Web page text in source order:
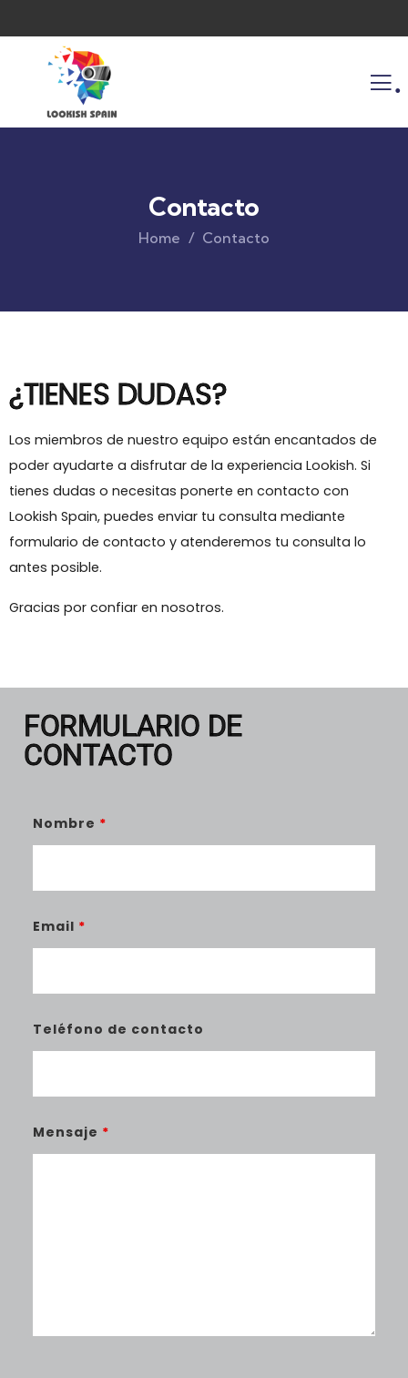
.
Contacto
Home Contacto
¿TIENES DUDAS?
Los miembros de nuestro equipo están encantados de
poder ayudarte a disfrutar de la experiencia Lookish. Si
tienes dudas o necesitas ponerte en contacto con
Lookish Spain, puedes enviar tu consulta mediante
formulario de contacto y atenderemos tu consulta lo
antes posible.
Gracias por confiar en nosotros.
FORMULARIO DE
CONTACTO
Nombre *
Email *
Teléfono de contacto
Mensaje *